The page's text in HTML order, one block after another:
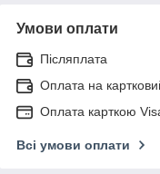
Умови оплати
Післяплата
Оплата на
Оплата карткою
Всі умови оплати